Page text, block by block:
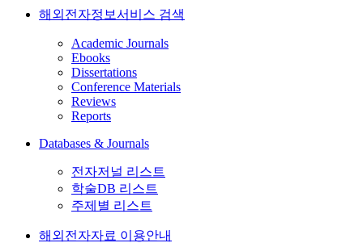
해외전자정보서비스 검색
Academic Journals
Ebooks
Dissertations
Conference Materials
Reviews
Reports
Databases & Journals
전자저널 리스트
학술DB 리스트
주제별 리스트
해외전자자료 이용안내